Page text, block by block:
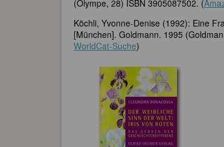
(Olympe, 28) ISBN 3905087502. (
Köchli, Yvonne-Denise (1992): Eine
[München]. Goldmann. 1995
WorldCat-Suche)